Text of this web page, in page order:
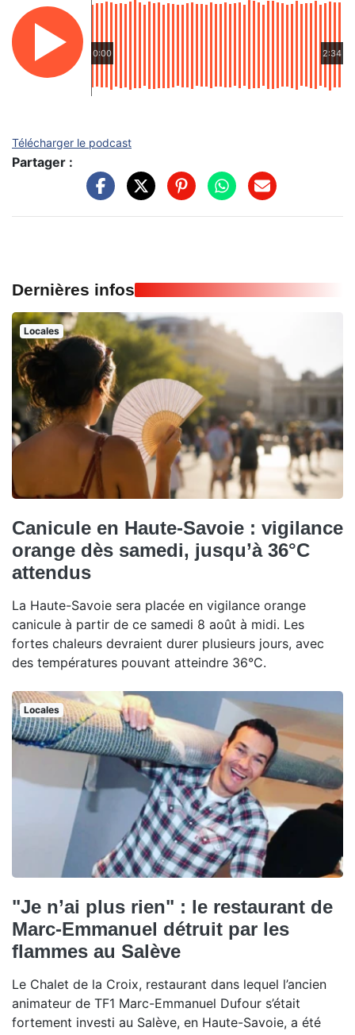
0:00 2:34
Télécharger le podcast
Partager :
Dernières infos
Locales
Canicule en Haute-Savoie : vigilance
orange dès samedi, jusqu’à 36°C
attendus
La Haute-Savoie sera placée en vigilance orange
canicule à partir de ce samedi 8 août à midi. Les
fortes chaleurs devraient durer plusieurs jours, avec
des températures pouvant atteindre 36°C.
Locales
"Je n’ai plus rien" : le restaurant de
Marc-Emmanuel détruit par les
flammes au Salève
Le Chalet de la Croix, restaurant dans lequel l’ancien
animateur de TF1 Marc-Emmanuel Dufour s’était
fortement investi au Salève, en Haute-Savoie, a été